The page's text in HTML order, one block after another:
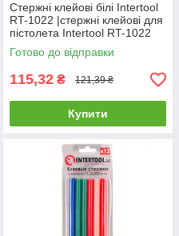
Стержні клейові білі Intertool
RT-1022 |стержні клейові для
пістолета Intertool RT-1022
клей для пістолета
Готово до відправки
115,32 ₴ 121,39 ₴
Купити